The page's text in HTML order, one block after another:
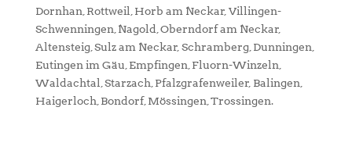
Dornhan, Rottweil, Horb am Neckar, Villingen-
Schwenningen, Nagold, Oberndorf am Neckar,
Altensteig, Sulz am Neckar, Schramberg, Dunningen,
Eutingen im Gäu, Empfingen, Fluorn-Winzeln,
Waldachtal, Starzach, Pfalzgrafenweiler, Balingen,
Haigerloch, Bondorf, Mössingen, Trossingen.